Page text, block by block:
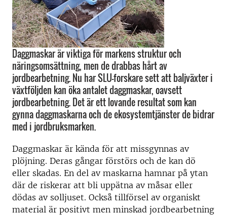
Daggmaskar är viktiga för markens struktur och
näringsomsättning, men de drabbas hårt av
jordbearbetning. Nu har SLU-forskare sett att baljväxter i
växtföljden kan öka antalet daggmaskar, oavsett
jordbearbetning. Det är ett lovande resultat som kan
gynna daggmaskarna och de ekosystemtjänster de bidrar
med i jordbruksmarken.
Daggmaskar är kända för att missgynnas av
plöjning. Deras gångar förstörs och de kan dö
eller skadas. En del av maskarna hamnar på ytan
där de riskerar att bli uppätna av måsar eller
dödas av solljuset. Också tillförsel av organiskt
material är positivt men minskad jordbearbetning